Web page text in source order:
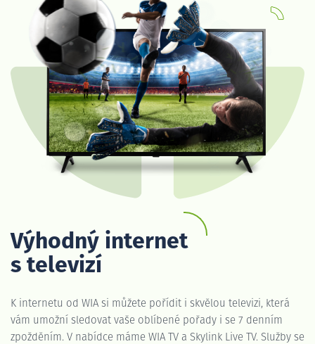
Výhodný internet
s televizí
K internetu od WIA si můžete pořídit i skvělou televizi, která
vám umožní sledovat vaše oblíbené pořady i se 7 denním
zpožděním. V nabídce máme WIA TV a Skylink Live TV. Služby se